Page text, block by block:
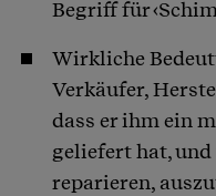
Begriff für
Wirkliche
Verkäufer,
dass er ihm ein
geliefert hat,
reparieren,